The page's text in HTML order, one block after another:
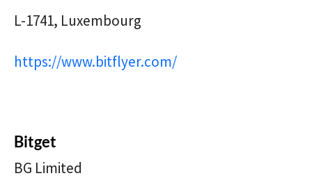
L-1741, Luxembourg
https://www.bitflyer.com/
Bitget
BG Limited